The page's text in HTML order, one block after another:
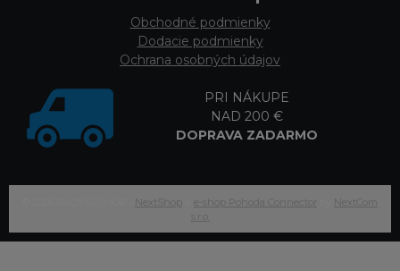
Obchodné podmienky
Dodacie podmienky
Ochrana osobných údajov
PRI NÁKUPE
NAD 200 €
DOPRAVA ZADARMO
NextShop e-shop Pohoda Connector
NextCom